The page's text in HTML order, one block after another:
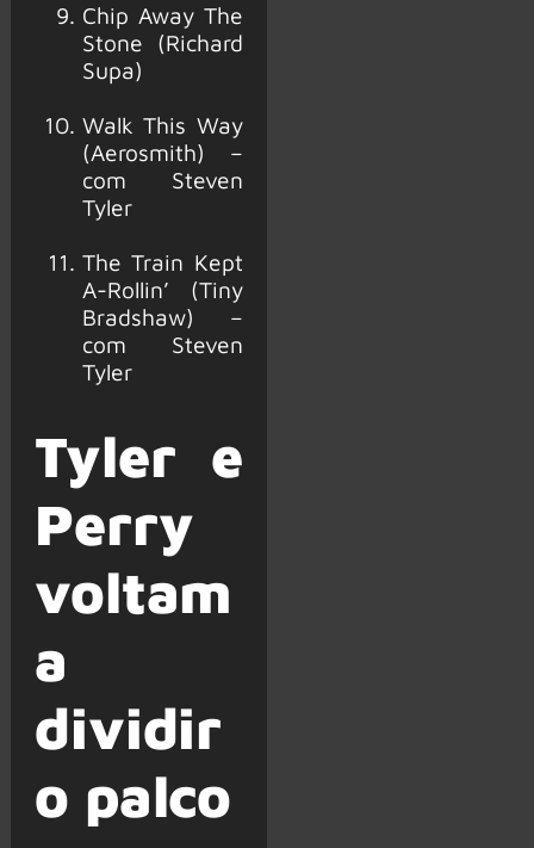
Chip Away The
Stone (Richard
Supa)
Walk This Way
(Aerosmith) –
com Steven
Tyler
The Train Kept
A-Rollin’ (Tiny
Bradshaw) –
com Steven
Tyler
Tyler e
Perry
voltam
a
dividir
o palco